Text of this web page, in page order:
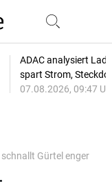
ADAC analysiert
spart Strom,
07.08.2026, 09:47
Gürtel enger